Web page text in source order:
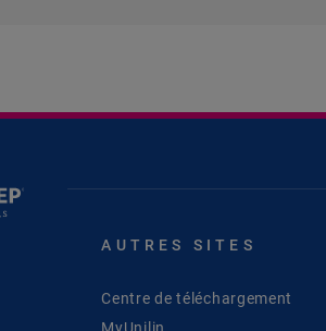
AUTRES SITES
Centre de téléchargement